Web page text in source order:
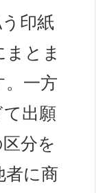
印紙
とま
。一方
出願
分を
者に商